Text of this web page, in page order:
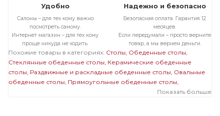
Удобно
Салоны – для тех кому важно
посмотреть самому.
Интернет магазин – для тех кому
проще никуда не ходить.
Надежно и безопасно
Безопасная оплата. Гарантия 12
месяцев.
Если передумали – просто верните
товар, а мы вернем деньги.
Похожие товары в категориях: Столы Обеденные столы
Стеклянные обеденные столы Керамические обеденные
столы Раздвижные и раскладные обеденные столы Овальные
обеденные столы Прямоугольные обеденные столы
Обеденные столы на
Показать больше